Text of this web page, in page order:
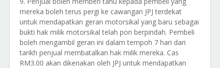
mereka boleh terus pergi ke cawangan JPJ terdekat
untuk mendapatkan geran motorsikal yang baru sebagai
bukti hak milik motorsikal telah pon berpindah. Pembeli
boleh mengambil geran ini dalam tempoh 7 hari dari
tarikh penjual membatalkan hak milik mereka. Cas
RM3.00 akan dikenakan oleh JPJ untuk mendapatkan